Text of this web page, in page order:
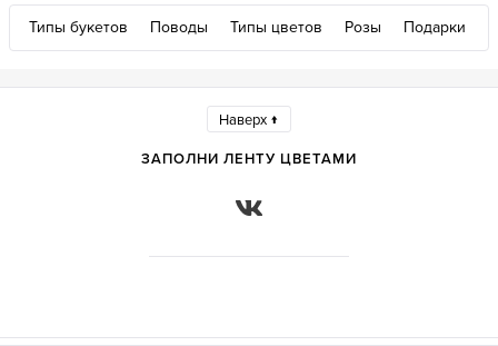
Типы букетов Поводы Типы цветов Розы Подарки
ЗАПОЛНИ ЛЕНТУ ЦВЕТАМИ
Наверх ↑